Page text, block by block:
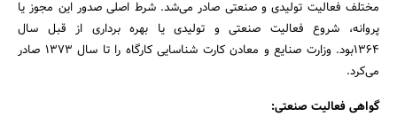
مختلف فعالیت تولیدی و صنعتی صادر می‌شد. شرط اصلی صدور این مجوز یا
پروانه، شروع فعالیت صنعتی و تولیدی یا بهره برداری از قبل سال
1364بود. وزارت صنایع و معادن کارت شناسایی کارگاه را تا سال 1373 صادر
می‌کرد.
گواهی فعالیت صنعتی: